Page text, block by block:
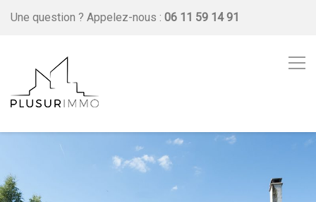
Une question ? Appelez-nous : 06 11 59 14 91